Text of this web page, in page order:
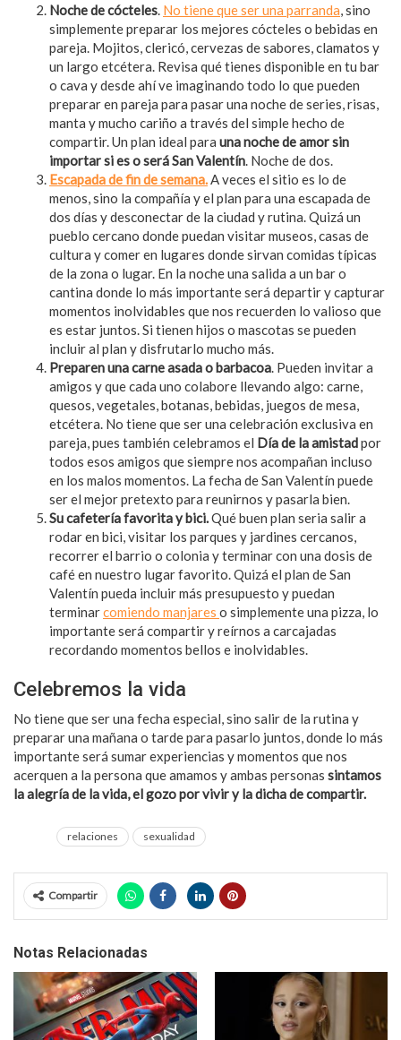
Noche de cócteles. No tiene que ser una parranda, sino
simplemente preparar los mejores cócteles o bebidas en
pareja. Mojitos, clericó, cervezas de sabores, clamatos y
un largo etcétera. Revisa qué tienes disponible en tu bar
o cava y desde ahí ve imaginando todo lo que pueden
preparar en pareja para pasar una noche de series, risas,
manta y mucho cariño a través del simple hecho de
compartir. Un plan ideal para una noche de amor sin
importar si es o será San Valentín. Noche de dos.
Escapada de fin de semana.A veces el sitio es lo de
menos, sino la compañía y el plan para una escapada de
dos días y desconectar de la ciudad y rutina. Quizá un
pueblo cercano donde puedan visitar museos, casas de
cultura y comer en lugares donde sirvan comidas típicas
de la zona o lugar. En la noche una salida a un bar o
cantina donde lo más importante será departir y capturar
momentos inolvidables que nos recuerden lo valioso que
es estar juntos. Si tienen hijos o mascotas se pueden
incluir al plan y disfrutarlo mucho más.
Preparen una carne asada o barbacoa. Pueden invitar a
amigos y que cada uno colabore llevando algo: carne,
quesos, vegetales, botanas, bebidas, juegos de mesa,
etcétera. No tiene que ser una celebración exclusiva en
pareja, pues también celebramos el Día de la amistadpor
todos esos amigos que siempre nos acompañan incluso
en los malos momentos. La fecha de San Valentín puede
ser el mejor pretexto para reunirnos y pasarla bien.
Su cafetería favorita y bici.Qué buen plan seria salir a
rodar en bici, visitar los parques y jardines cercanos,
recorrer el barrio o colonia y terminar con una dosis de
café en nuestro lugar favorito. Quizá el plan de San
Valentín pueda incluir más presupuesto y puedan
terminarcomiendo manjares o simplemente una pizza, lo
importante será compartir y reírnos a carcajadas
recordando momentos bellos e inolvidables.
Celebremos la vida
No tiene que ser una fecha especial, sino salir de la rutina y
preparar una mañana o tarde para pasarlo juntos, donde lo más
importante será sumar experiencias y momentos que nos
acerquen a la persona que amamos y ambas personas sintamos
la alegría de la vida, el gozo por vivir y la dicha de compartir.
relaciones sexualidad
Compartir
Notas Relacionadas